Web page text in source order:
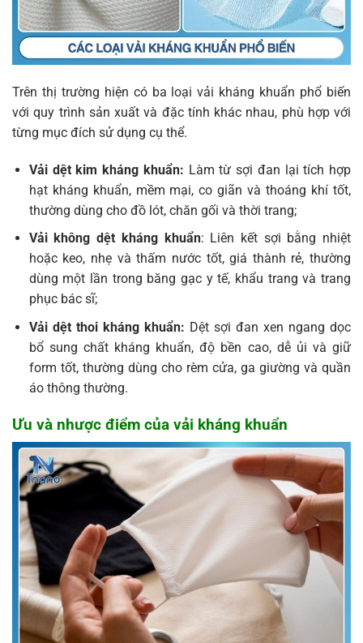
Trên thị trường hiện có ba loại vải kháng khuẩn phổ biến
với quy trình sản xuất và đặc tính khác nhau, phù hợp với
từng mục đích sử dụng cụ thể.
Vải dệt kim kháng khuẩn: Làm từ sợi đan lại tích hợp
hạt kháng khuẩn, mềm mại, co giãn và thoáng khí tốt,
thường dùng cho đồ lót, chăn gối và thời trang;
Vải không dệt kháng khuẩn: Liên kết sợi bằng nhiệt
hoặc keo, nhẹ và thấm nước tốt, giá thành rẻ, thường
dùng một lần trong băng gạc y tế, khẩu trang và trang
phục bác sĩ;
Vải dệt thoi kháng khuẩn: Dệt sợi đan xen ngang dọc
bổ sung chất kháng khuẩn, độ bền cao, dễ ủi và giữ
form tốt, thường dùng cho rèm cửa, ga giường và quần
áo thông thường.
Ưu và nhược điểm của vải kháng khuẩn